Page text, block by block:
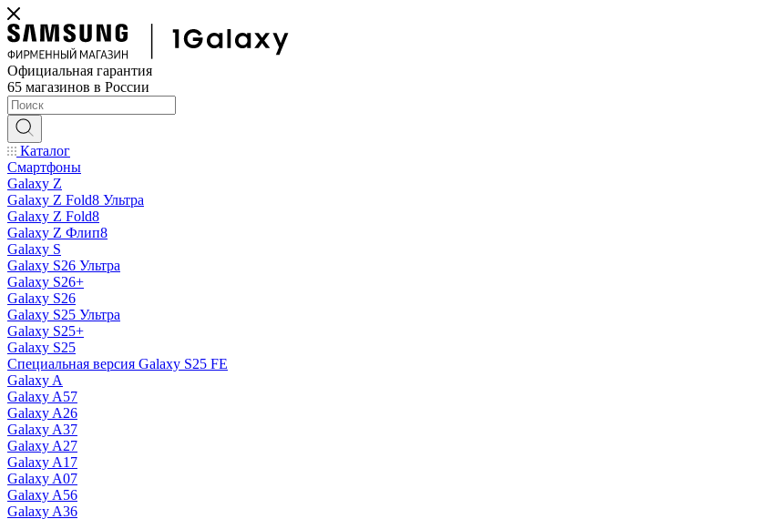
Официальная гарантия
65 магазинов в России
Каталог
Смартфоны
Galaxy Z
Galaxy Z Fold8 Ультра
Galaxy Z Fold8
Galaxy Z Флип8
Galaxy S
Galaxy S26 Ультра
Galaxy S26+
Galaxy S26
Galaxy S25 Ультра
Galaxy S25+
Galaxy S25
Специальная версия Galaxy S25 FE
Galaxy A
Galaxy A57
Galaxy A26
Galaxy A37
Galaxy A27
Galaxy A17
Galaxy A07
Galaxy A56
Galaxy A36